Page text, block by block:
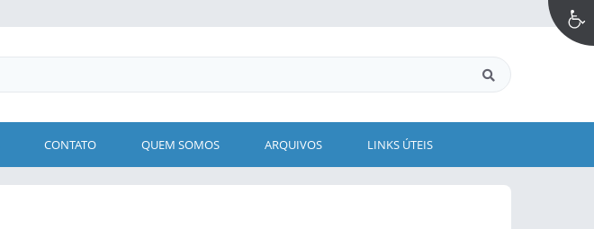
CONTATO QUEM SOMOS ARQUIVOS LINKS ÚTEIS